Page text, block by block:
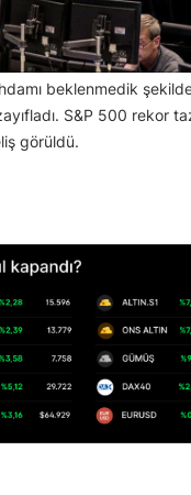
beklenmedik
S&P 500 rekor
görüldü.